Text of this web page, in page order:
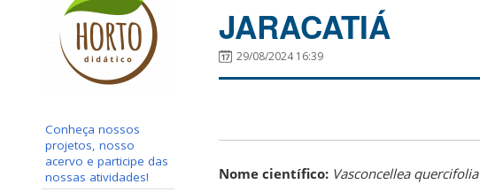
Conheça nossos
projetos, nosso
acervo e participe das
nossas atividades!
JARACATIÁ
29/08/2024 16:39
Nome científico: Vasconcellea quercifolia